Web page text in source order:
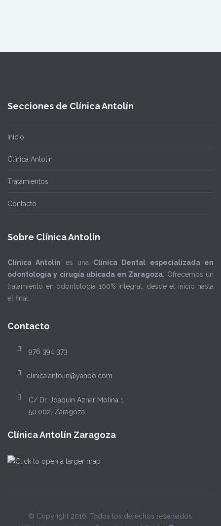
Secciones de Clínica Antolín
Inicio
Clínica Antolín
Tratamientos
Contacto
Sobre Clínica Antolín
Clínica Antolín es una Clínica Dental especializada en
odontología y cirugía ubicada en Zaragoza . Ofrecemos un
tratamiento en odontología 100% integral, desde el inicio hasta
el final.
Contacto
976 394 373
clinica.antolin@yahoo.com
C/ Dr. Joaquín Aznar Molina 1
50.002, Zaragoza.
Clínica Antolín Zaragoza
© Copyright 2016. Todos los derechos reservados.